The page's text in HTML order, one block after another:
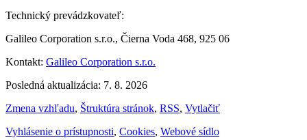
Technický prevádzkovateľ:
Galileo Corporation s.r.o., Čierna Voda 468, 925 06
Kontakt: Galileo Corporation s.r.o.
Posledná aktualizácia: 7. 8. 2026
Zmena vzhľadu, Štruktúra stránok, RSS, Vytlačiť
Vyhlásenie o prístupnosti, Cookies, Webové sídlo